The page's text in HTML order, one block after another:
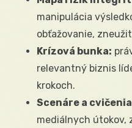
manipulácia
obťažovanie,
Krízová bunka:
relevantný biznis
krokoch.
Scenáre a
mediálnych útokov,